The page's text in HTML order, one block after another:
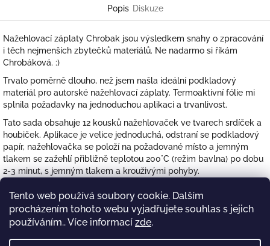
Tento web používá soubory cookie. Dalším
procházením tohoto webu vyjadřujete souhlas s jejich
používáním.. Více informací zde.
Popis Diskuze
Nažehlovací záplaty Chrobak jsou výsledkem snahy o zpracování
i těch nejmenších zbytečků materiálů. Ne nadarmo si říkám
Chrobáková. :)
Trvalo poměrně dlouho, než jsem našla ideální podkladový
materiál pro autorské nažehlovací záplaty. Termoaktivní fólie mi
splnila požadavky na jednoduchou aplikaci a trvanlivost.
Tato sada obsahuje 12 kousků nažehlovaček ve tvarech srdíček a
houbiček. Aplikace je velice jednoduchá, odstraní se podkladový
papír, nažehlovačka se položí na požadované místo a jemným
tlakem se zažehlí přibližně teplotou 200°C (režim bavlna) po dobu
2-3 minut, s jemným tlakem a krouživými pohyby.
(houba).
Pomocník k nezaplacení nejenom každé maminky malých raubířů.
Záplaty posílám v obálce jako obyčejné psaní.